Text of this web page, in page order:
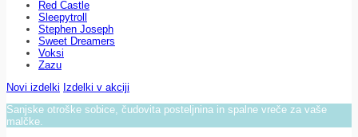
Red Castle
Sleepytroll
Stephen Joseph
Sweet Dreamers
Voksi
Zazu
Novi izdelki Izdelki v akciji
Sanjske otroške sobice, čudovita posteljnina in spalne vreče za vaše
malčke.